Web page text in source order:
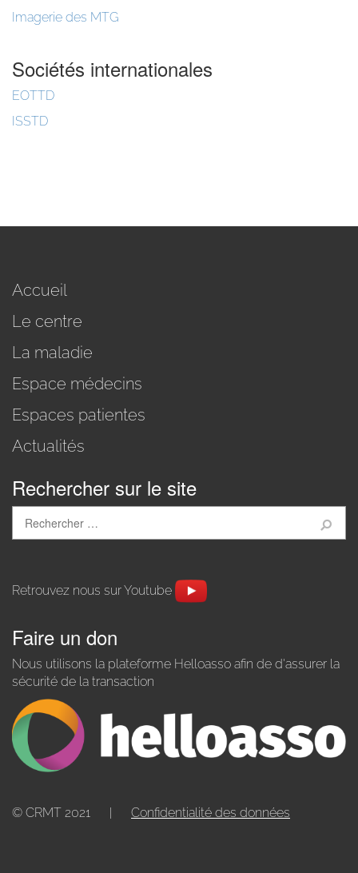
Imagerie des MTG
Sociétés internationales
EOTTD
ISSTD
Accueil
Le centre
La maladie
Espace médecins
Espaces patientes
Actualités
Rechercher sur le site
Retrouvez nous sur Youtube
Faire un don
Nous utilisons la plateforme Helloasso afin de d'assurer la
sécurité de la transaction
© CRMT 2021 | Confidentialité des données